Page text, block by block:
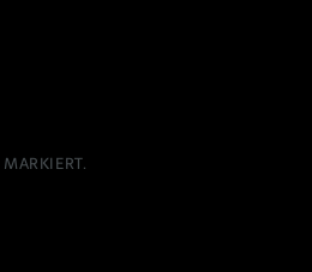
MARKIERT.